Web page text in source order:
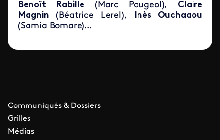
Benoît Rabille (Marc Pougeol), Claire
Magnin (Béatrice Lerel),
Inès Ouchaaou
(Samia Bomare)...
Communiqués & Dossiers
Grilles
Médias